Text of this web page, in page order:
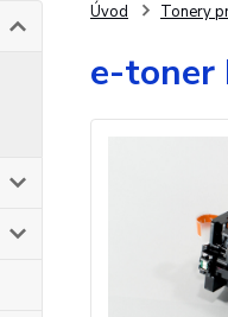
Úvod Tonery
e-toner